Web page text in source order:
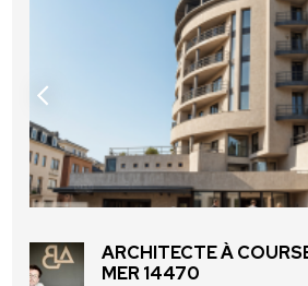
ARCHITECTE À
MER 14470